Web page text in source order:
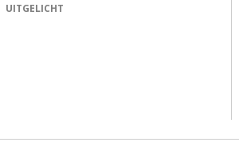
UITGELICHT